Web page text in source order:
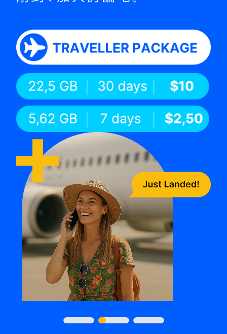
Haree pakote sira